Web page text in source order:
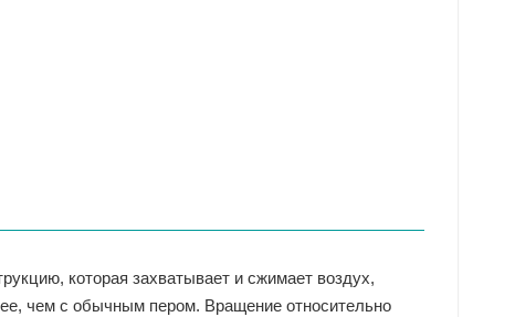
которая захватывает и сжимает воздух,
чем с обычным пером. Вращение относительно